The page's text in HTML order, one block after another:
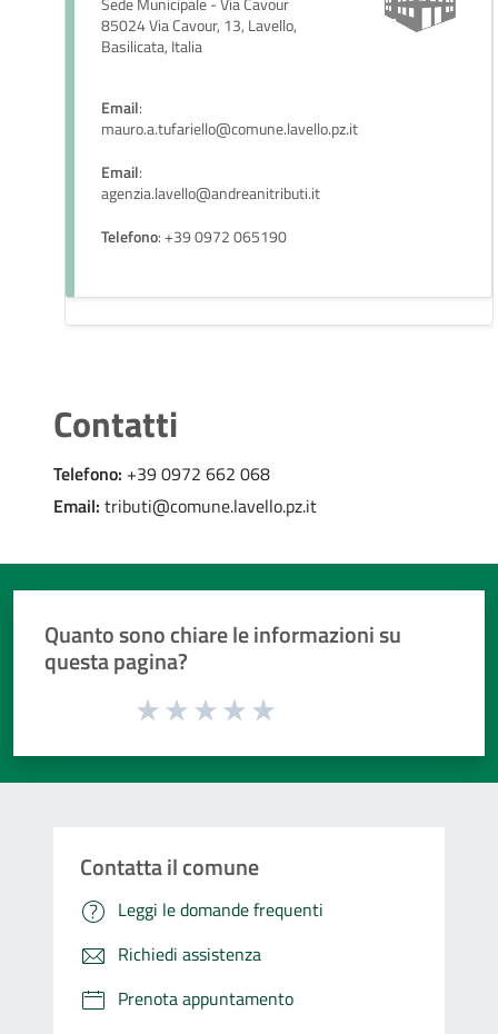
85024 Via Cavour, 13, Lavello,
Basilicata, Italia
Email:
mauro.a.tufariello@comune.lavello.pz.it
Email:
agenzia.lavello@andreanitributi.it
Telefono: +39 0972 065190
Contatti
Telefono: +39 0972 662 068
Email: tributi@comune.lavello.pz.it
Quanto sono chiare le informazioni su
questa pagina?
Valuta da 1 a 5 stelle la pagina
Contatta il comune
Leggi le domande frequenti
Richiedi assistenza
Prenota appuntamento